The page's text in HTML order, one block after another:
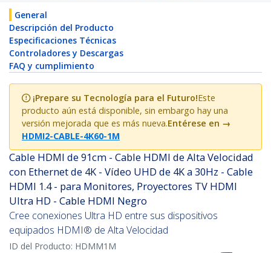
General
Descripción del Producto
Especificaciones Técnicas
Controladores y Descargas
FAQ y cumplimiento
¡Prepare su Tecnología para el Futuro!Este
producto aún está disponible, sin embargo hay una
versión mejorada que es más nueva.Entérese en →
HDMI2-CABLE-4K60-1M
Cable HDMI de 91cm - Cable HDMI de Alta Velocidad
con Ethernet de 4K - Vídeo UHD de 4K a 30Hz - Cable
HDMI 1.4 - para Monitores, Proyectores TV HDMI
Ultra HD - Cable HDMI Negro
Cree conexiones Ultra HD entre sus dispositivos
equipados HDMI® de Alta Velocidad
ID del Producto: HDMM1M